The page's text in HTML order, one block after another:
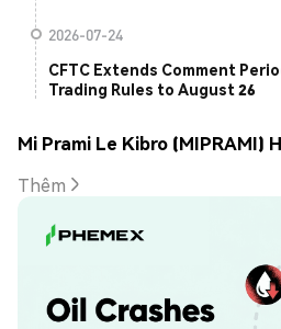
2026-07-24
CFTC Extends Comment
Trading Rules to August 26
Mi Prami Le Kibro (MIPRAMI)
Thêm